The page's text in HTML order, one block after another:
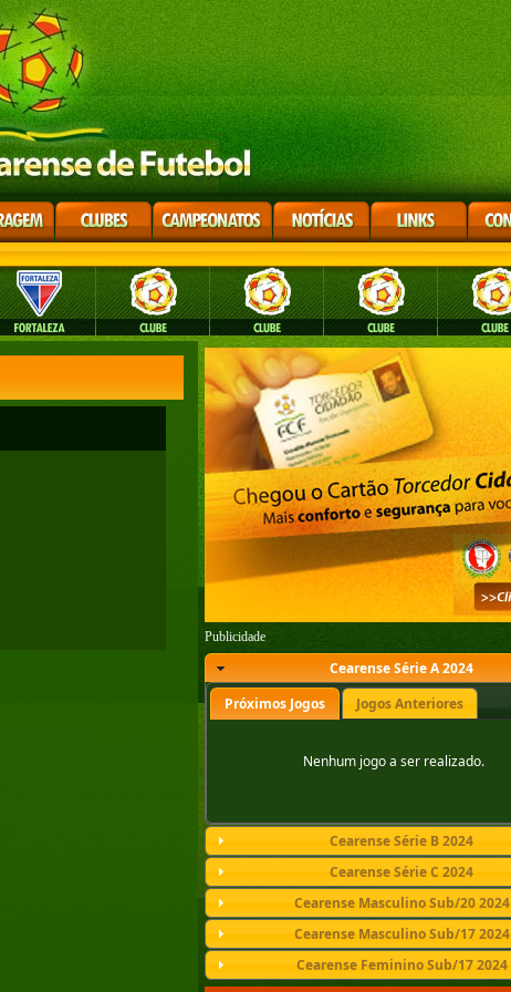
Publicidade
Cearense Série A 2024
Próximos Jogos
Jogos Anteriores
Nenhum jogo a ser realizado.
Cearense Série B 2024
Cearense Série C 2024
Cearense Masculino Sub/20 2024
Cearense Masculino Sub/17 2024
Cearense Feminino Sub/17 2024